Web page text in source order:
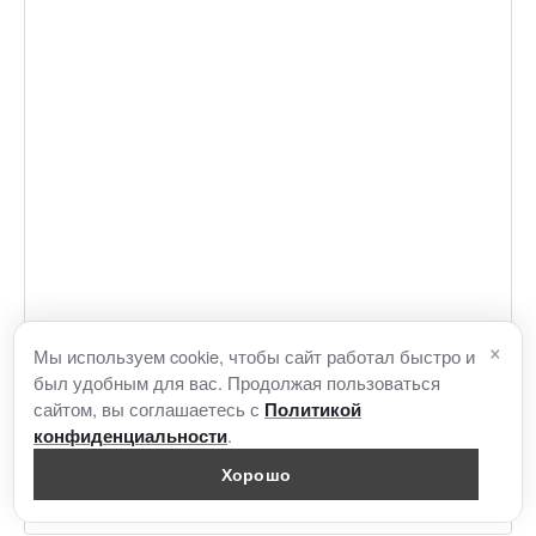
Мы используем cookie, чтобы сайт работал быстро и
был удобным для вас. Продолжая пользоваться
сайтом, вы соглашаетесь с Политикой
конфиденциальности.
Хорошо
×